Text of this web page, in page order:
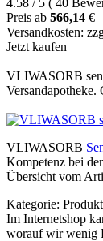
Preis ab 566,14 €
Versandkosten:
Jetzt kaufen
VLIWASORB
Versandapotheke.
VLIWASORB
Kompetenz bei
Übersicht vom
Kategorie:
Im Internetshop
worauf wir wenig